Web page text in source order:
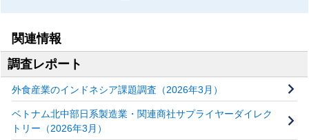
関連情報
調査レポート
外食産業のインドネシア課題調査（2026年3月）
ベトナム北中部日系製造業・関連商社サプライヤーダイレク
トリー（2026年3月）